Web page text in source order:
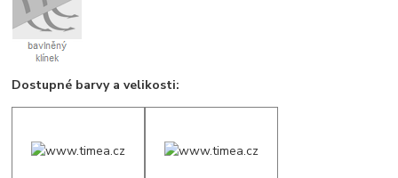
Dostupné barvy a velikosti: